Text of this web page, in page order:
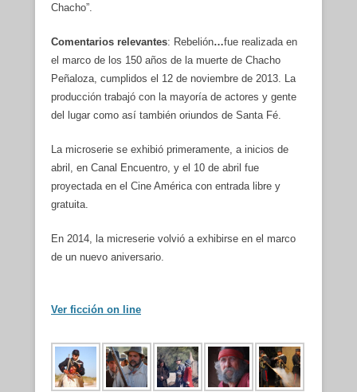
Chacho”.
Comentarios relevantes: Rebelión…fue realizada en
el marco de los 150 años de la muerte de Chacho
Peñaloza, cumplidos el 12 de noviembre de 2013. La
producción trabajó con la mayoría de actores y gente
del lugar como así también oriundos de Santa Fé.
La microserie se exhibió primeramente, a inicios de
abril, en Canal Encuentro, y el 10 de abril fue
proyectada en el Cine América con entrada libre y
gratuita.
En 2014, la micreserie volvió a exhibirse en el marco
de un nuevo aniversario.
Ver ficción on line